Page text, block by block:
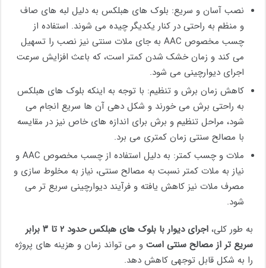
نصب آسان و سریع: بلوک های هبلکس به دلیل لبه های صاف
و منظم به راحتی در کنار یکدیگر چیده می شوند. استفاده از
چسب مخصوص AAC به جای ملات سنتی نیز نصب را تسهیل
می کند و زمان خشک شدن کمتر است، که باعث افزایش سرعت
اجرای دیوارچینی می شود.
کاهش زمان برش و تنظیم: با توجه به اینکه بلوک های هبلکس
به راحتی برش می خورند و شکل دهی آن ها سریع انجام می
شود، مراحل تنظیم و برش برای اندازه های خاص نیز در مقایسه
با مصالح سنتی زمان کمتری می برد.
ملات و چسب کمتر: به دلیل استفاده از چسب مخصوص AAC و
نیاز به ملات کمتر نسبت به مصالح سنتی، نیاز به مخلوط سازی و
مصرف ملات نیز کاهش یافته و فرآیند دیوارچینی سریع تر می
شود.
به طور کلی،
اجرای دیوار با بلوک های هبلکس حدود ۲ تا ۳ برابر
سریع تر از مصالح سنتی است و می تواند زمان و هزینه های پروژه
را به شکل قابل توجهی کاهش دهد.